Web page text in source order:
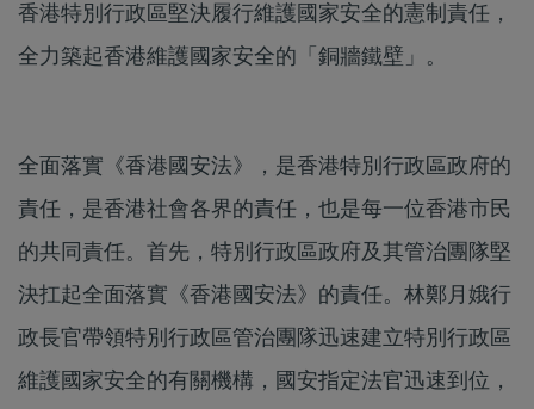
香港特別行政區堅決履行維護國家安全的憲制責任，
全力築起香港維護國家安全的「銅牆鐵壁」。
全面落實《香港國安法》，是香港特別行政區政府的
責任，是香港社會各界的責任，也是每一位香港市民
的共同責任。首先，特別行政區政府及其管治團隊堅
決扛起全面落實《香港國安法》的責任。林鄭月娥行
政長官帶領特別行政區管治團隊迅速建立特別行政區
維護國家安全的有關機構，國安指定法官迅速到位，